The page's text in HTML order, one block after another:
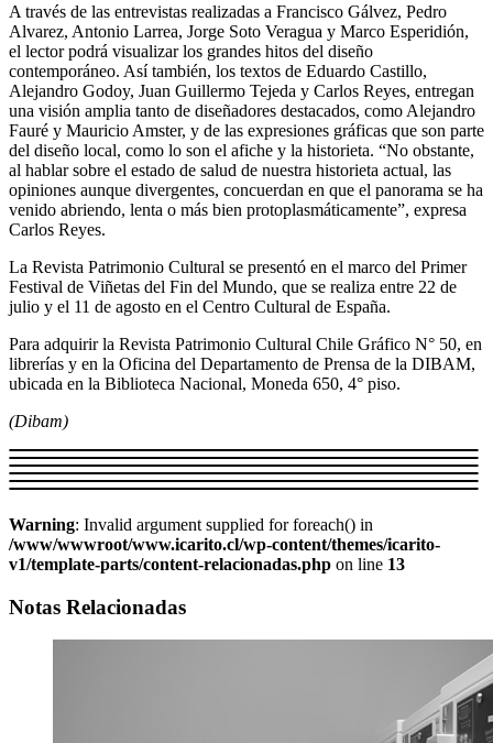
A través de las entrevistas realizadas a Francisco Gálvez, Pedro
Alvarez, Antonio Larrea, Jorge Soto Veragua y Marco Esperidión,
el lector podrá visualizar los grandes hitos del diseño
contemporáneo. Así también, los textos de Eduardo Castillo,
Alejandro Godoy, Juan Guillermo Tejeda y Carlos Reyes, entregan
una visión amplia tanto de diseñadores destacados, como Alejandro
Fauré y Mauricio Amster, y de las expresiones gráficas que son parte
del diseño local, como lo son el afiche y la historieta. “No obstante,
al hablar sobre el estado de salud de nuestra historieta actual, las
opiniones aunque divergentes, concuerdan en que el panorama se ha
venido abriendo, lenta o más bien protoplasmáticamente”, expresa
Carlos Reyes.
La Revista Patrimonio Cultural se presentó en el marco del Primer
Festival de Viñetas del Fin del Mundo, que se realiza entre 22 de
julio y el 11 de agosto en el Centro Cultural de España.
Para adquirir la Revista Patrimonio Cultural Chile Gráfico N° 50, en
librerías y en la Oficina del Departamento de Prensa de la DIBAM,
ubicada en la Biblioteca Nacional, Moneda 650, 4° piso.
(Dibam)
Warning: Invalid argument supplied for foreach() in
/www/wwwroot/www.icarito.cl/wp-content/themes/icarito-
v1/template-parts/content-relacionadas.php on line 13
Notas Relacionadas